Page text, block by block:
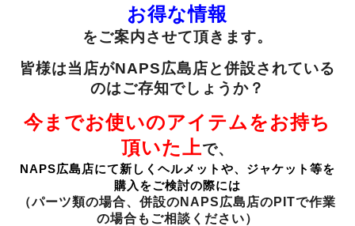
お得な情報
をご案内させて頂きます。
皆様は当店がNAPS広島店と併設されている
のはご存知でしょうか？
今までお使いのアイテムをお持ち
頂いた上で、
NAPS広島店にて新しくヘルメットや、ジャケット等を
購入をご検討の際には
（パーツ類の場合、併設のNAPS広島店のPITで作業
の場合もご相談ください）